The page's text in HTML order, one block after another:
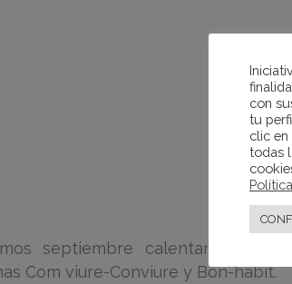
septiembre calentando
Com viure-Conviure y Bon-hàbit.
con
tu
clic en
todas